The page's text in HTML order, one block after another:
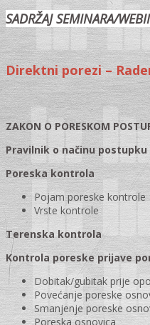
SADRŽAJ SEMINARA/
Direktni porezi –
ZAKON O PORESKOM
Pravilnik o načinu
Poreska kontrola
Pojam poreske kontrole
Vrste kontrole
Terenska kontrola
Kontrola poreske prijave
Dobitak/gubitak prije
Povećanje poreske
Smanjenje poreske
Poreska osnovica